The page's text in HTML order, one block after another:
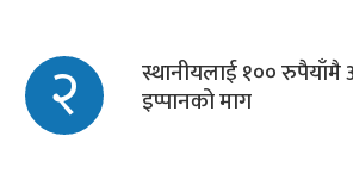
२ स्थानीयलाई १०० रुपैयाँमै
इप्पानको माग